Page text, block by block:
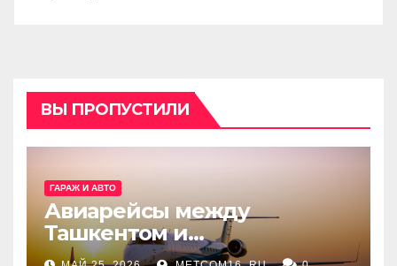
ВЫ ПРОПУСТИЛИ
ГАРАЖ И АВТО
Авиарейсы между
Ташкентом и
Екатеринбургом